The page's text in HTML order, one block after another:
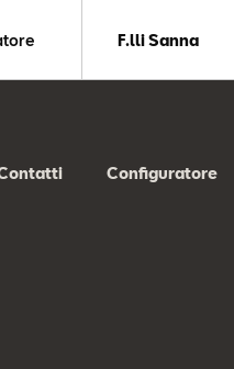
F.lli Sanna
Configuratore